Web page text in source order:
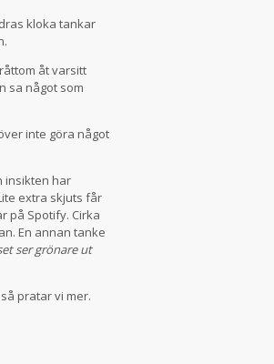
kloka tankar
åt varsitt
sa något som
inte göra något
insikten har
extra skjuts får
på Spotify. Cirka
En annan tanke
ser grönare ut
pratar vi mer.